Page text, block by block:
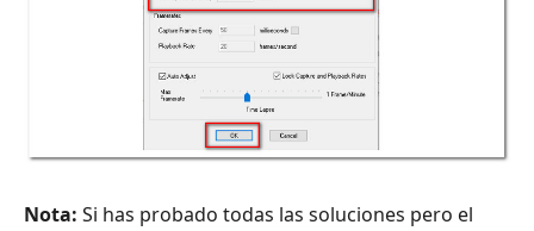
Nota: Si has probado todas las soluciones pero el